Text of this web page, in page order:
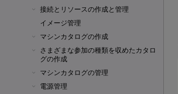
接続とリソースの作成と管理
イメージ管理
マシンカタログの作成
さまざまな参加の種類を収めたカタロ
グの作成
マシンカタログの管理
電源管理